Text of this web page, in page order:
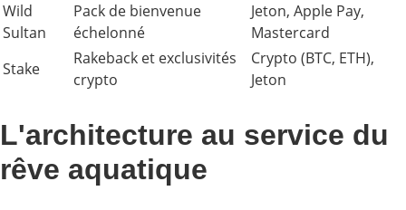
Wild
Sultan
Pack de bienvenue
échelonné
Jeton, Apple Pay,
Mastercard
Stake
Rakeback et exclusivités
crypto
Crypto (BTC, ETH),
Jeton
L'architecture au service du
rêve aquatique